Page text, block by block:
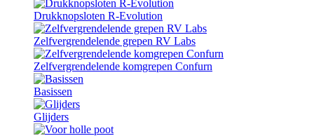
Drukknopsloten R-Evolution
Zelfvergrendelende grepen RV Labs
Zelfvergrendelende komgrepen Confurn
Basissen
Glijders